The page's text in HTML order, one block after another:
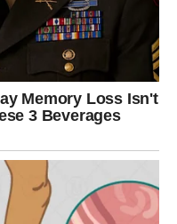
0tkriva vaše
sIiku i odlučite
stepenicama.
biti divno istraživanje
os0bnosti, karakteru,
imamo spos0bnost
razIičite načine, a ova
uvide u naše